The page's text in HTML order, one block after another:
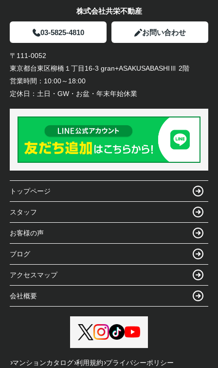
株式会社共栄不動産
03-5825-4810 お問い合わせ
〒111-0052
東京都台東区柳橋１丁目16-3 gran+ASAKUSABASHIⅢ 2階
営業時間： 10:00～18:00
定休日： 土日・GW・お盆・年末年始休業
トップページ
スタッフ
お客様の声
ブログ
アクセスマップ
会社概要
マンションカタログ 利用規約 プライバシーポリシー